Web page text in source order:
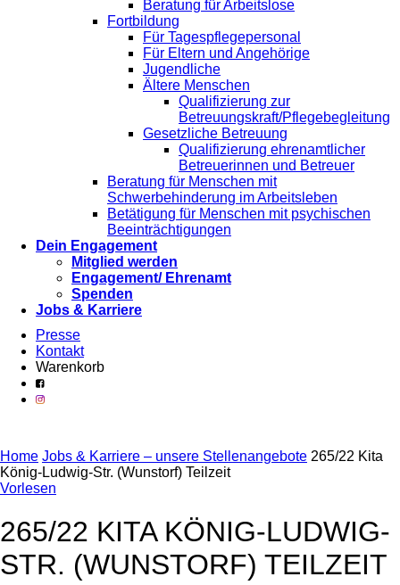
Beratung für Arbeitslose
Fortbildung
Für Tagespflegepersonal
Für Eltern und Angehörige
Jugendliche
Ältere Menschen
Qualifizierung zur
Betreuungskraft/Pflegebegleitung
Gesetzliche Betreuung
Qualifizierung ehrenamtlicher
Betreuerinnen und Betreuer
Beratung für Menschen mit
Schwerbehinderung im Arbeitsleben
Betätigung für Menschen mit psychischen
Beeinträchtigungen
Dein Engagement
Mitglied werden
Engagement/ Ehrenamt
Spenden
Jobs & Karriere
Presse
Kontakt
Warenkorb
Home Jobs & Karriere – unsere Stellenangebote 265/22 Kita
König-Ludwig-Str. (Wunstorf) Teilzeit
Vorlesen
265/22 KITA KÖNIG-LUDWIG-
STR. (WUNSTORF) TEILZEIT